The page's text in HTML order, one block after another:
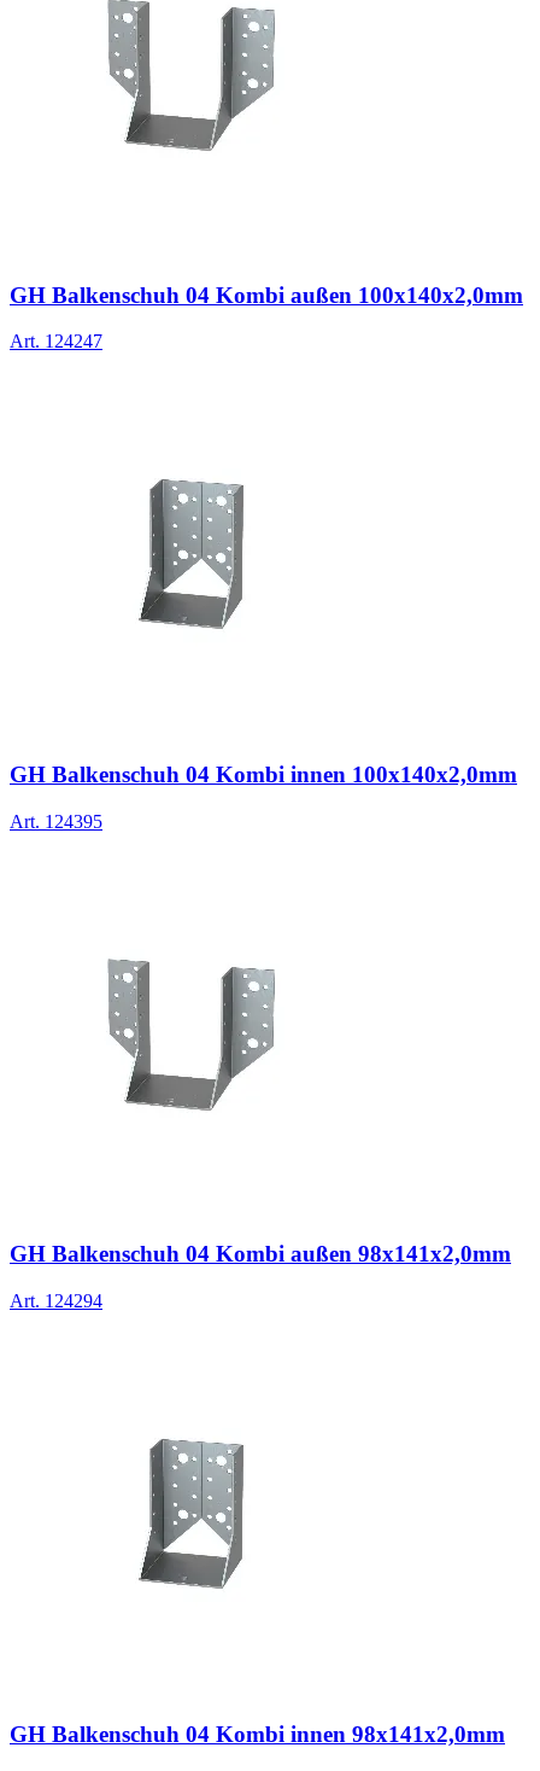
GH Balkenschuh 04 Kombi außen 100x140x2,0mm
Art. 124247
GH Balkenschuh 04 Kombi innen 100x140x2,0mm
Art. 124395
GH Balkenschuh 04 Kombi außen 98x141x2,0mm
Art. 124294
GH Balkenschuh 04 Kombi innen 98x141x2,0mm